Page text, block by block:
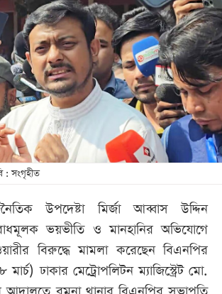
: সংগৃহীত
উপদেষ্টা মির্জা আব্বাস উদ্দিন
ভয়ভীতি ও মানহানির অভিযোগে
বিরুদ্ধে মামলা করেছেন বিএনপির
ঢাকার মেট্রোপলিটন ম্যাজিস্ট্রেট মো.